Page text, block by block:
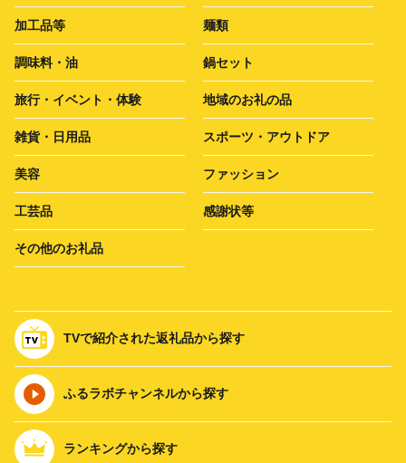
加工品等 麺類
調味料・油 鍋セット
旅行・イベント・体験 地域のお礼の品
雑貨・日用品 スポーツ・アウトドア
美容 ファッション
工芸品 感謝状等
その他のお礼品
TVで紹介された返礼品から探す
ふるラボチャンネルから探す
ランキングから探す